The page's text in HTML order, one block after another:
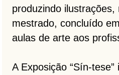
produzindo
mestrado, concluído
aulas de arte aos
A Exposição “Sín-